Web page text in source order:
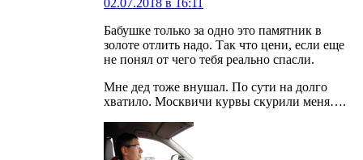
02.07.2018 в 16:11
Бабушке только за одно это памятник в
золоте отлить надо. Так что цени, если еще
не понял от чего тебя реально спасли.
Мне дед тоже внушал. По сути на долго
хватило. Москвичи курвы скурили меня….